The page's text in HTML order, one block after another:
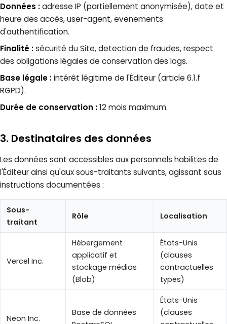
Données :adresse IP (partiellement anonymisée), date et
heure des accès, user-agent, evenements
d'authentification.
Finalité :sécurité du Site, detection de fraudes, respect
des obligations légales de conservation des logs.
Base légale :intérêt légitime de l'Éditeur (article 6.1.f
RGPD).
Durée de conservation :12 mois maximum.
3. Destinataires des données
Les données sont accessibles aux personnels habilites de
l'Éditeur ainsi qu'aux sous-traitants suivants, agissant sous
instructions documentées :
Sous-
traitant
Rôle Localisation
Vercel Inc.
Hébergement
applicatif et
stockage médias
(Blob)
États-Unis
(clauses
contractuelles
types)
Neon Inc.
Base de données
États-Unis
(clauses